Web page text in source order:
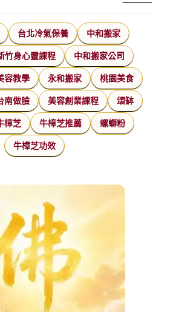
台北冷氣保養 中和搬家
竹身心靈課程 中和搬家公司
容教學 永和搬家 桃園美食
南做臉 美容創業課程 頌缽
樟芝 牛樟芝推薦 螺螄粉
牛樟芝功效